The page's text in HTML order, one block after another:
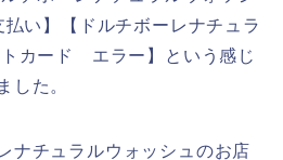
い】【ドルチボーレナチュラ
カード エラー】という感じ
した。
ナチュラルウォッシュのお店